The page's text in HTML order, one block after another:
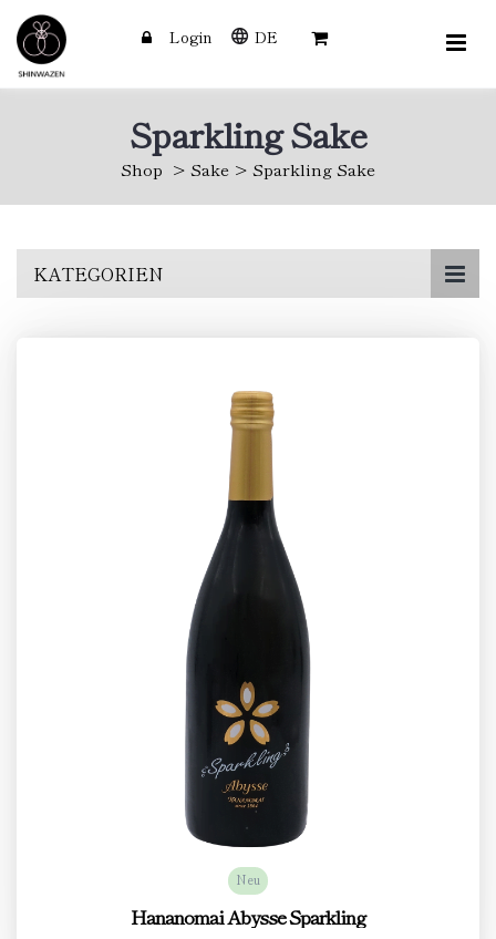
Login DE
Sparkling Sake
Shop Sake Sparkling Sake
KATEGORIEN
Neu
Hananomai Abysse Sparkling